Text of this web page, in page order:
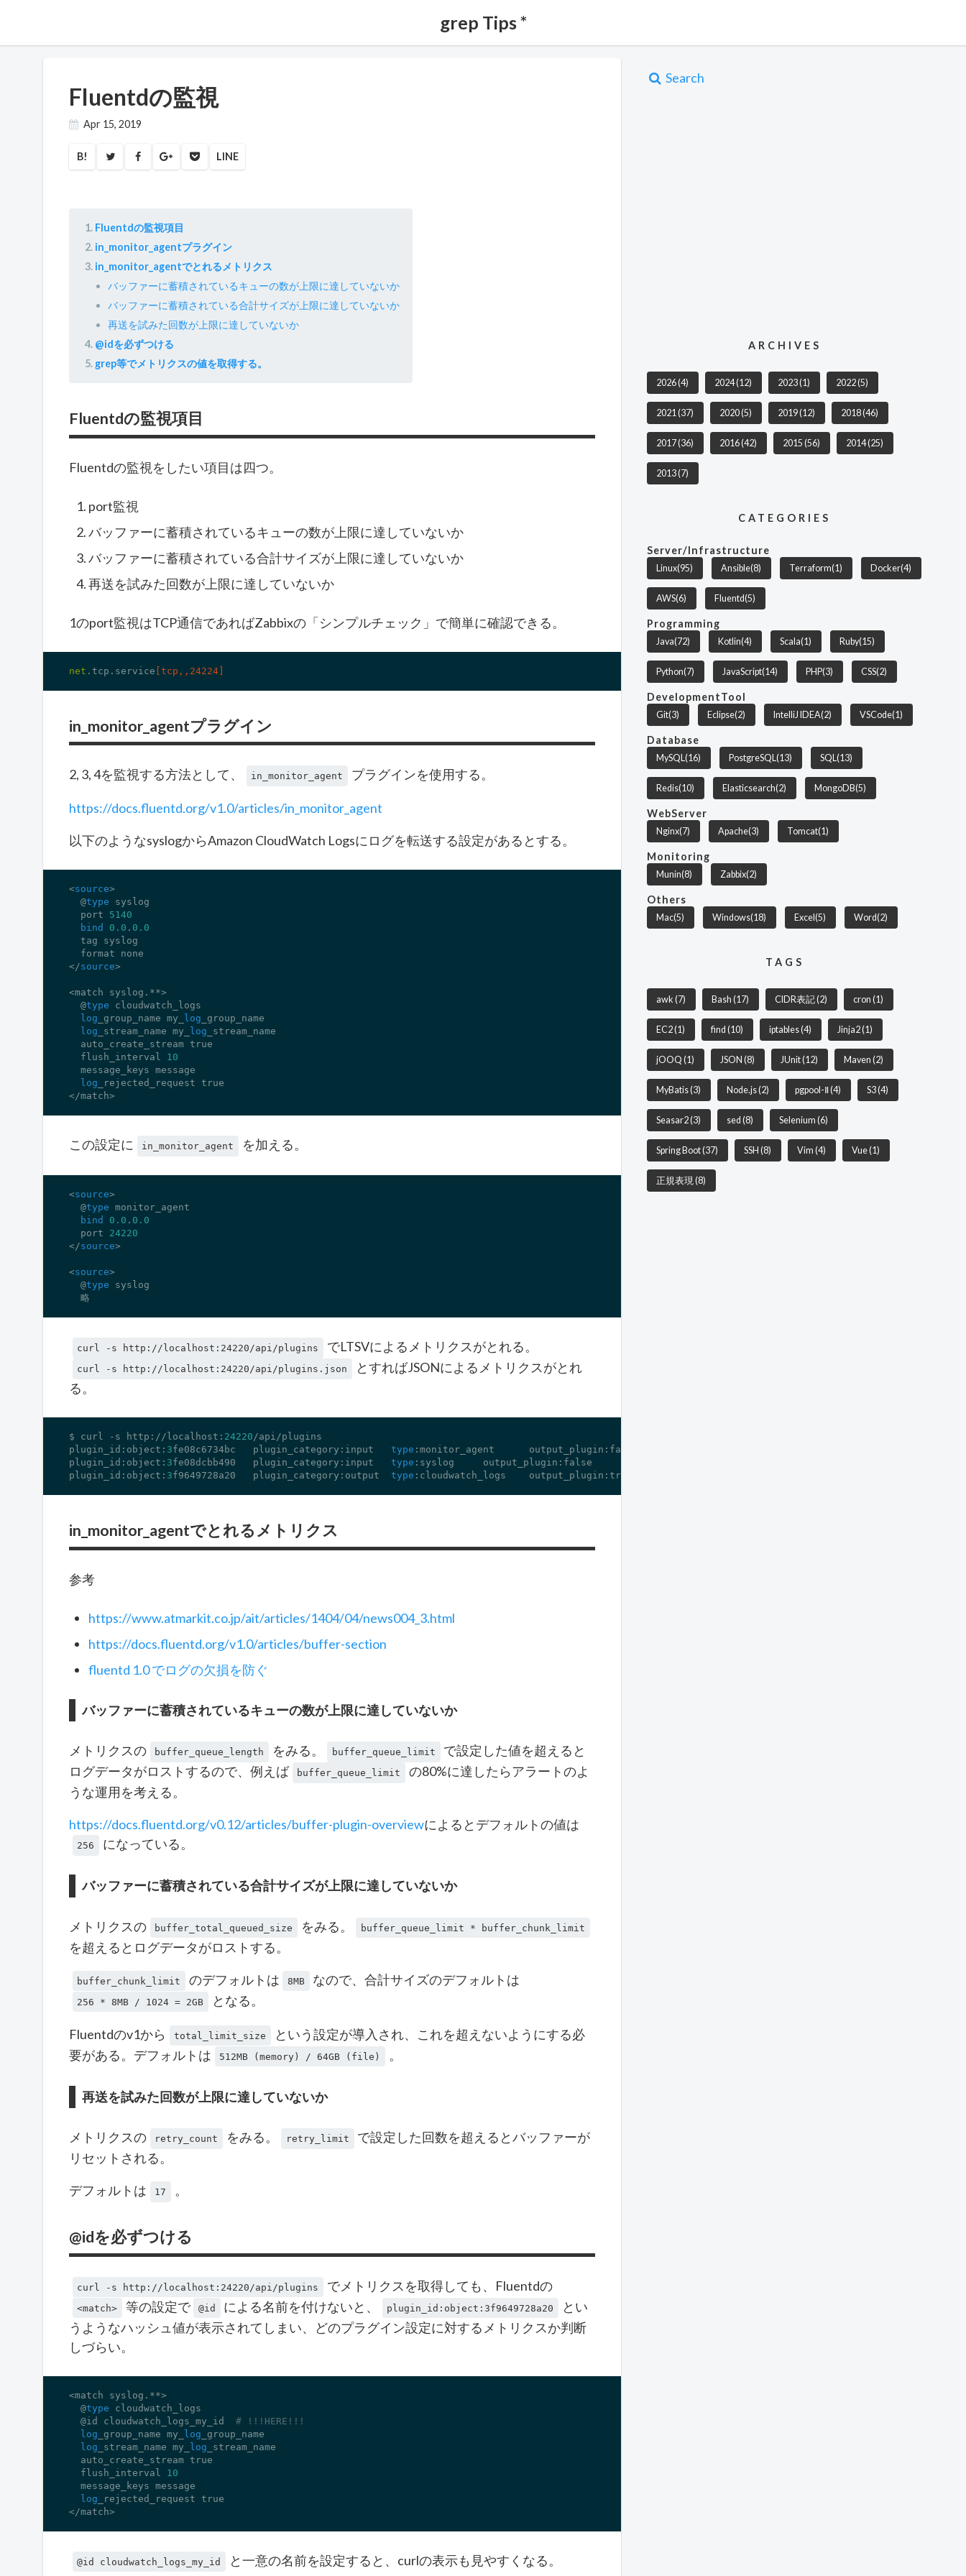
grep Tips *
Fluentdの監視
Apr 15, 2019
B! LINE
Fluentdの監視項目
in_monitor_agentプラグイン
in_monitor_agentでとれるメトリクス
バッファーに蓄積されているキューの数が上限に達していないか
バッファーに蓄積されている合計サイズが上限に達していないか
再送を試みた回数が上限に達していないか
@idを必ずつける
grep等でメトリクスの値を取得する。
Fluentdの監視項目
Fluentdの監視をしたい項目は四つ。
port監視
バッファーに蓄積されているキューの数が上限に達していないか
バッファーに蓄積されている合計サイズが上限に達していないか
再送を試みた回数が上限に達していないか
1のport監視はTCP通信であればZabbixの「シンプルチェック」で簡単に確認できる。
net .tcp .service [tcp,,24224]
in_monitor_agentプラグイン
2, 3, 4を監視する方法として、 in_monitor_agent プラグインを使用する。
https://docs.fluentd.org/v1.0/articles/in_monitor_agent
以下のようなsyslogからAmazon CloudWatch Logsにログを転送する設定があるとする。
<source>
  @
type syslog
  port
5140
bind
0.0 . 0.0
  tag syslog
  format none
</source>
<match syslog.**>
  @
type cloudwatch_logs
log _group_name my_ log _group_name
log _stream_name my_ log _stream_name
  auto_create_stream
true
  flush_interval
10
  message_keys message
log _rejected_request true
</match>
この設定に in_monitor_agent を加える。
<source>
  @
type monitor_agent
bind
0.0 . 0.0
  port
24220
</source>
<source>
  @
type syslog
  略
curl -s http://localhost:24220/api/plugins でLTSVによるメトリクスがとれる。
curl -s http://localhost:24220/api/plugins.json
とすればJSONによるメトリクスがとれ
る。
$ curl -s http://localhost: 24220/api/plugins
plugin_id:object: 3fe08c6734bc   plugin_category:input type :monitor_agent      output_plugin: false
plugin_id:object: 3fe08dcbb490   plugin_category:input type :syslog     output_plugin: false
plugin_id:object: 3f9649728a20   plugin_category:output type :cloudwatch_logs    output_plugin: true
in_monitor_agentでとれるメトリクス
参考
https://www.atmarkit.co.jp/ait/articles/1404/04/news004_3.html
https://docs.fluentd.org/v1.0/articles/buffer-section
fluentd 1.0 でログの欠損を防ぐ
バッファーに蓄積されているキューの数が上限に達していないか
メトリクスの buffer_queue_length をみる。 buffer_queue_limit
で設定した値を超えると
ログデータがロストするので、例えば
buffer_queue_limit
の80%に達したらアラートのよ
うな運用を考える。
https://docs.fluentd.org/v0.12/articles/buffer-plugin-overviewによるとデフォルトの値は
256 になっている。
バッファーに蓄積されている合計サイズが上限に達していないか
メトリクスの buffer_total_queued_size をみる。 buffer_queue_limit * buffer_chunk_limit
を超えるとログデータがロストする。
buffer_chunk_limit のデフォルトは 8MB なので、合計サイズのデフォルトは
256 * 8MB / 1024 = 2GB となる。
Fluentdのv1から total_limit_size
という設定が導入され、これを超えないようにする必
要がある。デフォルトは
512MB (memory) / 64GB (file) 。
再送を試みた回数が上限に達していないか
メトリクスの retry_count をみる。 retry_limit
で設定した回数を超えるとバッファーが
リセットされる。
デフォルトは 17 。
@idを必ずつける
curl -s http://localhost:24220/api/plugins でメトリクスを取得しても、Fluentdの
<match> 等の設定で @id による名前を付けないと、 plugin_id:object:3f9649728a20
とい
うようなハッシュ値が表示されてしまい、どのプラグイン設定に対するメトリクスか判断
しづらい。
<match syslog.**>
  @
type cloudwatch_logs
  @id cloudwatch_logs_my_id
# !!!HERE!!!
log _group_name my_ log _group_name
log _stream_name my_ log _stream_name
  auto_create_stream
true
  flush_interval
10
  message_keys message
log _rejected_request true
</match>
@id cloudwatch_logs_my_id と一意の名前を設定すると、curlの表示も見やすくなる。
Search
ARCHIVES
2026(4) 2024(12) 2023(1) 2022(5)
2021(37) 2020(5) 2019(12) 2018(46)
2017(36) 2016(42) 2015(56) 2014(25)
2013(7)
CATEGORIES
Server/Infrastructure
Linux(95) Ansible(8) Terraform(1) Docker(4)
AWS(6) Fluentd(5)
Programming
Java(72) Kotlin(4) Scala(1) Ruby(15)
Python(7) JavaScript(14) PHP(3) CSS(2)
DevelopmentTool
Git(3) Eclipse(2) IntelliJ IDEA(2) VSCode(1)
Database
MySQL(16) PostgreSQL(13) SQL(13)
Redis(10) Elasticsearch(2) MongoDB(5)
WebServer
Nginx(7) Apache(3) Tomcat(1)
Monitoring
Munin(8) Zabbix(2)
Others
Mac(5) Windows(18) Excel(5) Word(2)
TAGS
awk(7) Bash(17) CIDR表記(2) cron(1)
EC2(1) find(10) iptables(4) Jinja2(1)
jOOQ(1) JSON(8) JUnit(12) Maven(2)
MyBatis(3) Node.js(2) pgpool-Ⅱ(4) S3(4)
Seasar2(3) sed(8) Selenium(6)
Spring Boot(37) SSH(8) Vim(4) Vue(1)
正規表現(8)